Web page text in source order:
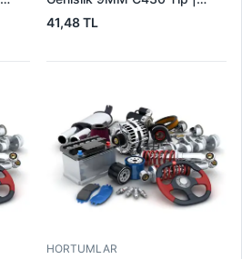
ERBI C430 32-50
41,48 TL
HORTUMLAR